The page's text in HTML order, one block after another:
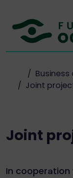
/
/ Joint
Joint
In